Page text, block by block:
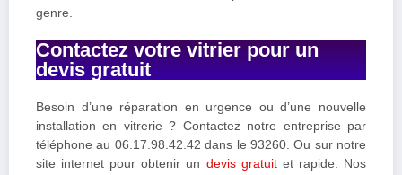
genre.
Contactez votre vitrier pour un
devis gratuit
Besoin d’une réparation en urgence ou d’une nouvelle
installation en vitrerie ? Contactez notre entreprise par
téléphone au 06.17.98.42.42 dans le 93260. Ou sur notre
site internet pour obtenir un devis gratuitet rapide. Nos